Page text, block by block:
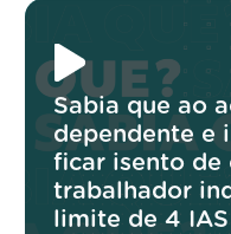
Sabia que ao
dependente e
ficar isento de
trabalhador
limite de 4